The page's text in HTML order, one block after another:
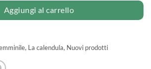
Aggiungi al carrello
, La calendula, Nuovi prodotti